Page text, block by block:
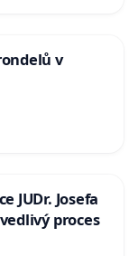
v
JUDr. Josefa
proces